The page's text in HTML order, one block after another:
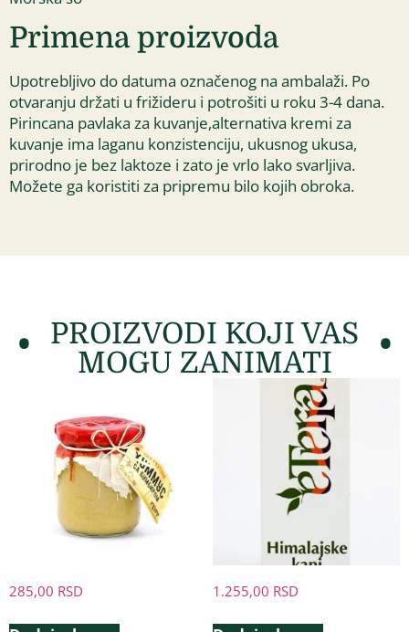
Primena proizvoda
Upotrebljivo do datuma označenog na ambalaži. Po
otvaranju držati u frižideru i potrošiti u roku 3-4 dana.
Pirincana pavlaka za kuvanje,alternativa kremi za
kuvanje ima laganu konzistenciju, ukusnog ukusa,
prirodno je bez laktoze i zato je vrlo lako svarljiva.
Možete ga koristiti za pripremu bilo kojih obroka.
PROIZVODI KOJI VAS
MOGU ZANIMATI
285,00 RSD 1.255,00 RSD